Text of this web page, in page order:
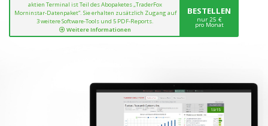
aktien Terminal ist Teil des Abopaketes „TraderFox
Morninstar-Datenpaket“. Sie erhalten zusätzlich Zugang auf
3 weitere Software-Tools und 5 PDF-Reports.
Weitere Informationen
BESTELLEN
nur 25 €
pro Monat